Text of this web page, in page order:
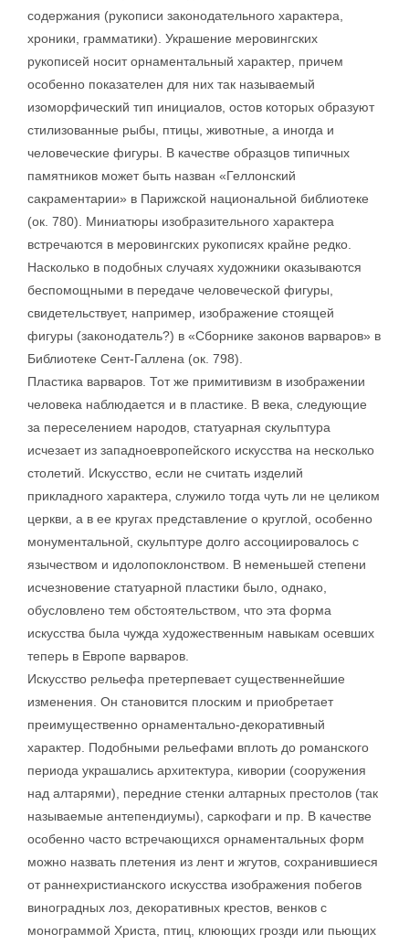
содержания (рукописи законодательного характера,
хроники, грамматики). Украшение меровингских
рукописей носит орнаментальный характер, причем
особенно показателен для них так называемый
изоморфический тип инициалов, остов которых образуют
стилизованные рыбы, птицы, животные, а иногда и
человеческие фигуры. В качестве образцов типичных
памятников может быть назван «Геллонский
сакраментарии» в Парижской национальной библиотеке
(ок. 780). Миниатюры изобразительного характера
встречаются в меровингских рукописях крайне редко.
Насколько в подобных случаях художники оказываются
беспомощными в передаче человеческой фигуры,
свидетельствует, например, изображение стоящей
фигуры (законодатель?) в «Сборнике законов варваров» в
Библиотеке Сент-Галлена (ок. 798).
Пластика варваров. Тот же примитивизм в изображении
человека наблюдается и в пластике. В века, следующие
за переселением народов, статуарная скульптура
исчезает из западноевропейского искусства на несколько
столетий. Искусство, если не считать изделий
прикладного характера, служило тогда чуть ли не целиком
церкви, а в ее кругах представление о круглой, особенно
монументальной, скульптуре долго ассоциировалось с
язычеством и идолопоклонством. В неменьшей степени
исчезновение статуарной пластики было, однако,
обусловлено тем обстоятельством, что эта форма
искусства была чужда художественным навыкам осевших
теперь в Европе варваров.
Искусство рельефа претерпевает существеннейшие
изменения. Он становится плоским и приобретает
преимущественно орнаментально-декоративный
характер. Подобными рельефами вплоть до романского
периода украшались архитектура, кивории (сооружения
над алтарями), передние стенки алтарных престолов (так
называемые антепендиумы), саркофаги и пр. В качестве
особенно часто встречающихся орнаментальных форм
можно назвать плетения из лент и жгутов, сохранившиеся
от раннехристианского искусства изображения побегов
виноградных лоз, декоративных крестов, венков с
монограммой Христа, птиц, клюющих грозди или пьющих